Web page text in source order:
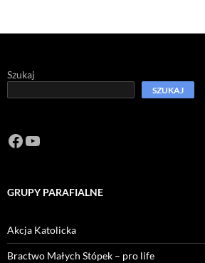
Szukaj
SZUKAJ
Facebook
https://
GRUPY PARAFIALNE
Akcja Katolicka
Bractwo Małych Stópek – pro life